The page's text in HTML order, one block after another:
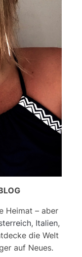
Heimat – aber
, Italien,
die Welt
auf Neues.